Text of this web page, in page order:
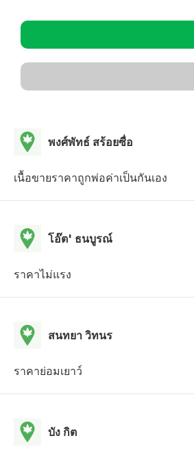
พงศ์พัทธ์ สร้อยซื่อ
เนื้อขายราคาถูกพ่อค่าเป็นกันเอง
โอ๊ต' ธนบูรณ์
ราคาไม่แรง
สนทยา วิทนร
ราคาย่อมเยาว์
บัง กิต